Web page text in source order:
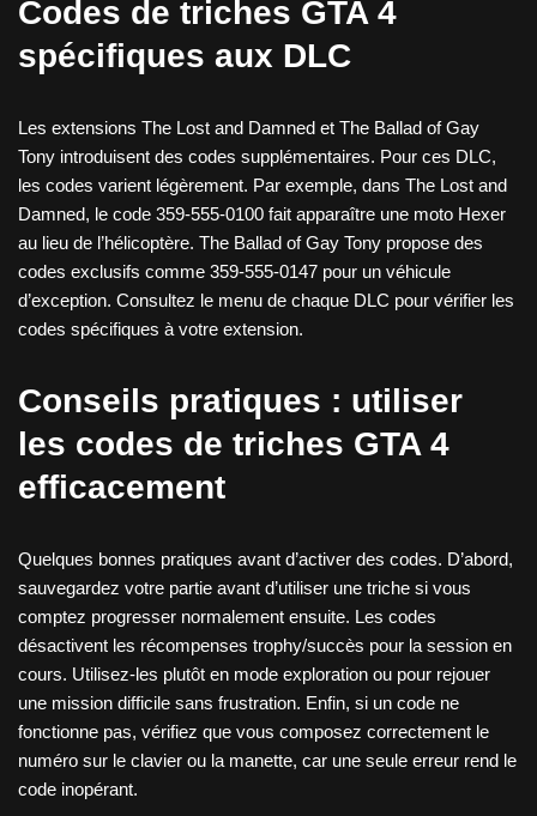
Codes de triches GTA 4
spécifiques aux DLC
Les extensions The Lost and Damned et The Ballad of Gay
Tony introduisent des codes supplémentaires. Pour ces DLC,
les codes varient légèrement. Par exemple, dans The Lost and
Damned, le code 359-555-0100 fait apparaître une moto Hexer
au lieu de l’hélicoptère. The Ballad of Gay Tony propose des
codes exclusifs comme 359-555-0147 pour un véhicule
d’exception. Consultez le menu de chaque DLC pour vérifier les
codes spécifiques à votre extension.
Conseils pratiques : utiliser
les codes de triches GTA 4
efficacement
Quelques bonnes pratiques avant d’activer des codes. D’abord,
sauvegardez votre partie avant d’utiliser une triche si vous
comptez progresser normalement ensuite. Les codes
désactivent les récompenses trophy/succès pour la session en
cours. Utilisez-les plutôt en mode exploration ou pour rejouer
une mission difficile sans frustration. Enfin, si un code ne
fonctionne pas, vérifiez que vous composez correctement le
numéro sur le clavier ou la manette, car une seule erreur rend le
code inopérant.